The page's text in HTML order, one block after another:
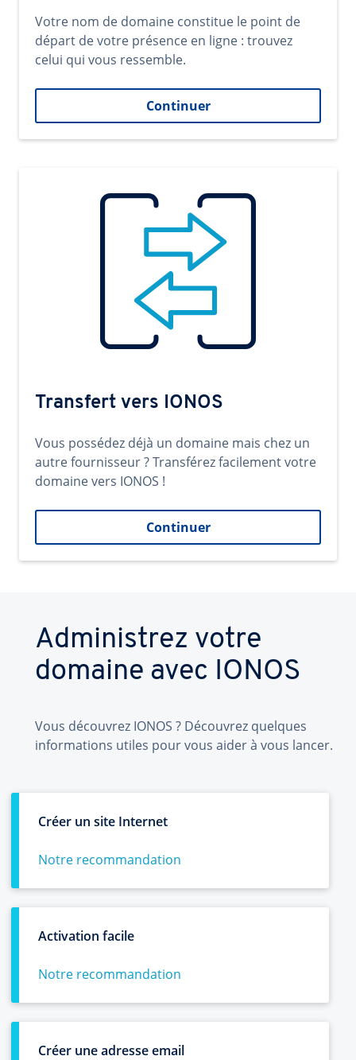
Votre nom de domaine constitue le point de
départ de votre présence en ligne : trouvez
celui qui vous ressemble.
Continuer
Transfert vers IONOS
Vous possédez déjà un domaine mais chez un
autre fournisseur ? Transférez facilement votre
domaine vers IONOS !
Continuer
Administrez votre
domaine avec IONOS
Vous découvrez IONOS ? Découvrez quelques
informations utiles pour vous aider à vous lancer.
Créer un site Internet
Notre recommandation
Activation facile
Notre recommandation
Créer une adresse email